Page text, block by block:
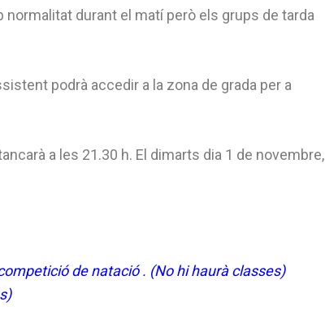
durant el matí però els grups de tarda
podrà accedir a la zona de grada per a
a les 21.30 h. El dimarts dia 1 de novembre,
de natació . (No hi haurà classes)